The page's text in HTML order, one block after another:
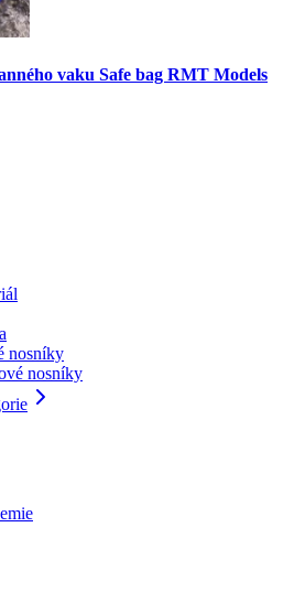
vaku Safe bag RMT Models
nosníky
nosníky